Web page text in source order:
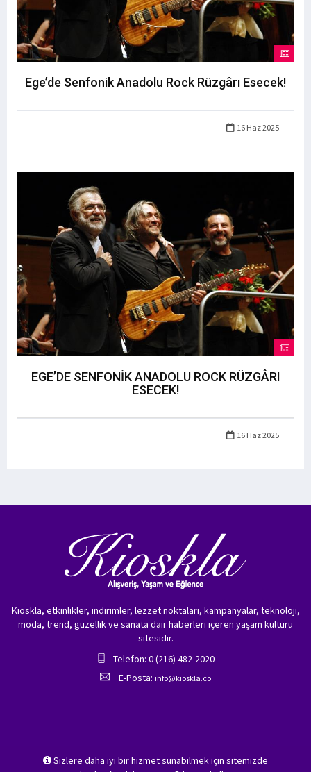
Ege’de Senfonik Anadolu Rock Rüzgârı Esecek!
16 Haz 2025
EGE’DE SENFONİK ANADOLU ROCK RÜZGÂRI
ESECEK!
16 Haz 2025
Sizlere daha iyi bir hizmet sunabilmek için sitemizde
Kioskla, etkinlikler, indirimler, lezzet noktaları, kampanyalar, teknoloji,
moda, trend, güzellik ve sanata dair haberleri içeren yaşam kültürü
sitesidir.
Telefon: 0 (216) 482-2020
E-Posta: info@kioskla.co